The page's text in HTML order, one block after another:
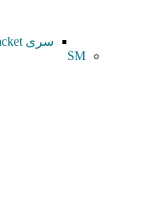
سری Y-Packet
SM